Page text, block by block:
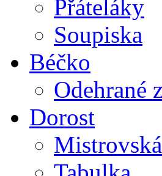
Přáteláky
Soupiska
Béčko
Odehrané
Dorost